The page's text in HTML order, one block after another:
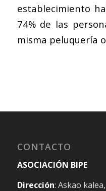
establecimiento
74% de las
misma peluquería
CONTACTO
ASOCIACIÓN BIPE
Dirección: Askao